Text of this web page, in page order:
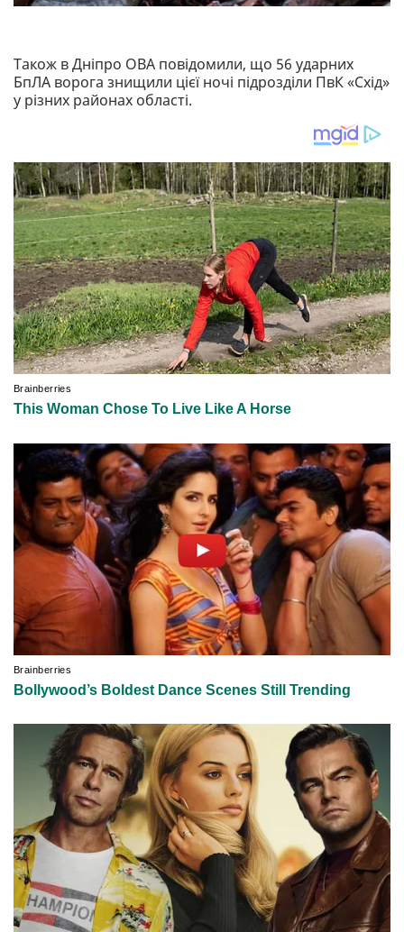
Також в Дніпро ОВА повідомили, що 56 ударних
БпЛА ворога знищили цієї ночі підрозділи ПвК «Схід»
у різних районах області.